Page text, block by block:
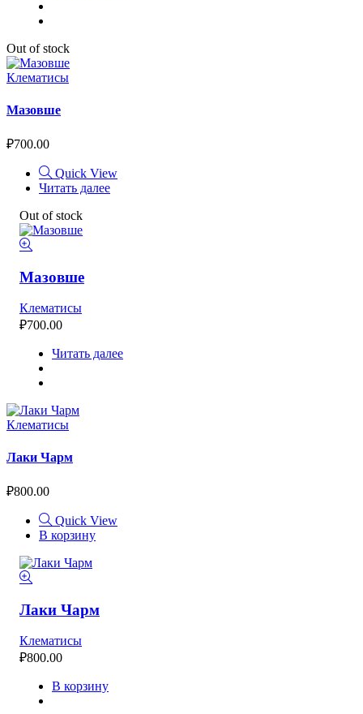
Out of stock
Клематисы
Мазовше
₽700.00
Quick View
Читать далее
Out of stock
Мазовше
Клематисы
₽700.00
Читать далее
Клематисы
Лаки Чарм
₽800.00
Quick View
В корзину
Лаки Чарм
Клематисы
₽800.00
В корзину